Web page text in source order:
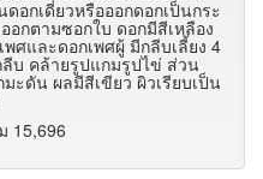
อกเดี่ยวหรือออกดอกเป็นกระ
กตามซอกใบ ดอกมีสีเหลือง
ศและดอกเพศผู้ มีกลีบเลี้ยง 4
บ คล้ายรูปแกมรูปไข่ ส่วน
ะดัน ผลมีสีเขียว ผิวเรียบเป็น
15,696